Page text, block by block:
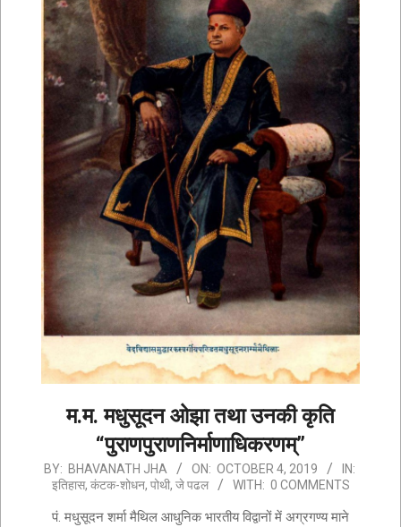
म.म. मधुसूदन ओझा तथा उनकी कृति
“पुराणपुराणनिर्माणाधिकरणम्”
2019-
10-
04
BY: BHAVANATH JHA ON: OCTOBER 4, 2019
IN:
इतिहास, कंटक-शोधन, पोथी, जे पढल WITH: 0 COMMENTS
पं. मधुसूदन शर्मा मैथिल आधुनिक भारतीय विद्वानों में अग्रगण्य माने